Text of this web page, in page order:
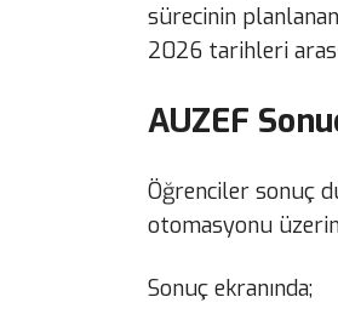
sürecinin
2026 tarihleri
AUZEF
Öğrenciler sonuç
otomasyonu
Sonuç ekranında;